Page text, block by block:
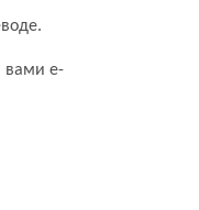
вами e-